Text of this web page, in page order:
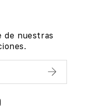
de nuestras